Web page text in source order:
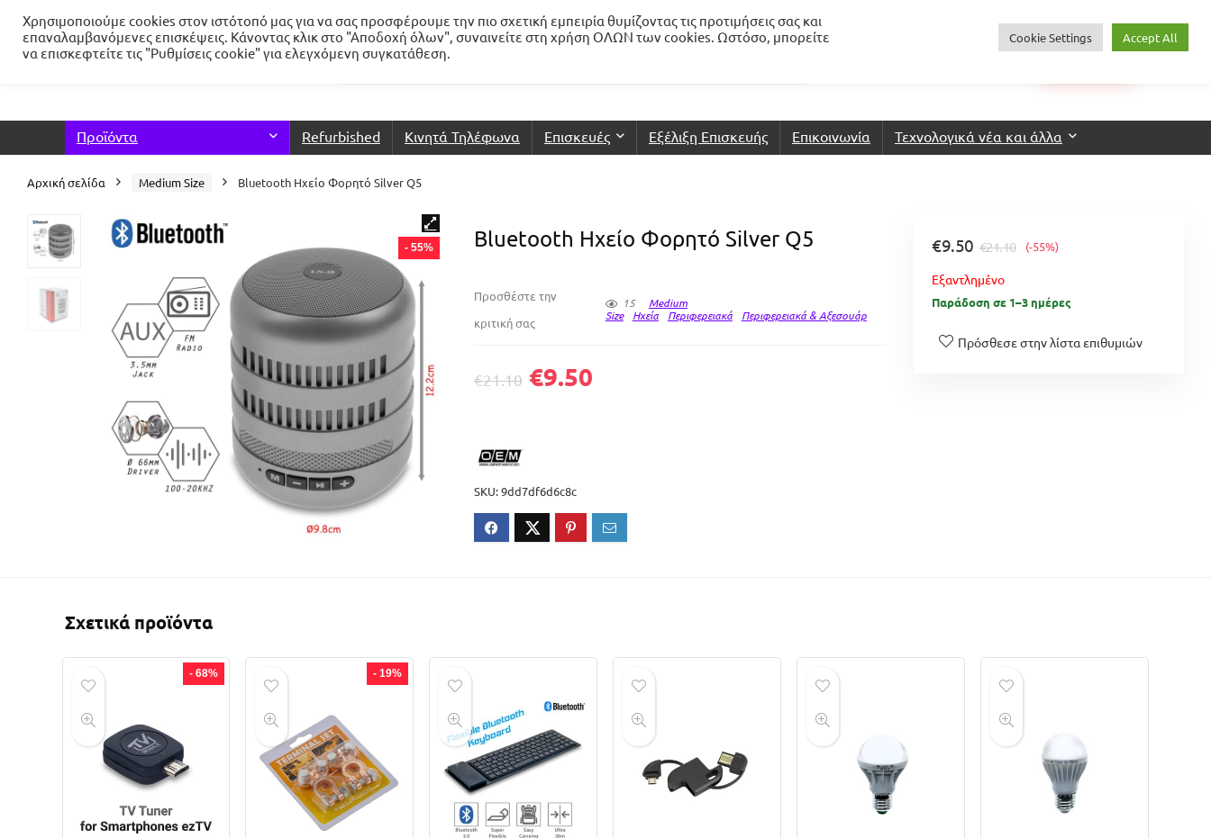
0
Προϊόντα Refurbished Κινητά Τηλέφωνα Επισκευές Εξέλιξη Επισκευής Επικοινωνία Τεχνολογικά νέα και άλλα
Αρχική σελίδα Medium Size Bluetooth Ηχείο Φορητό Silver Q5
- 55% Bluetooth Ηχείο Φορητό Silver Q5
Προσθέστε την
κριτική σας
15
Medium
Size
Ηχεία Περιφερειακά Περιφερειακά & Αξεσουάρ
€21.10 €9.50
SKU:9dd7df6d6c8c
€21.10
€9.50 (-55%)
Εξαντλημένο
Παράδοση σε 1–3 ημέρες
Πρόσθεσε στην λίστα επιθυμιών
Σχετικά προϊόντα
- 68% - 19%
Χρησιμοποιούμε cookies στον ιστότοπό μας για να σας προσφέρουμε την πιο σχετική εμπειρία θυμίζοντας τις προτιμήσεις σας και
επαναλαμβανόμενες επισκέψεις. Κάνοντας κλικ στο "Αποδοχή όλων", συναινείτε στη χρήση ΟΛΩΝ των cookies. Ωστόσο, μπορείτε
να επισκεφτείτε τις "Ρυθμίσεις cookie" για ελεγχόμενη συγκατάθεση.
Cookie Settings Accept All